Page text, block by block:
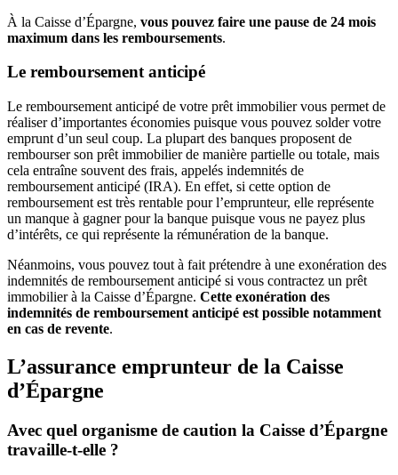
À la Caisse d’Épargne, vous pouvez faire une pause de 24 mois
maximum dans les remboursements.
Le remboursement anticipé
Le remboursement anticipé de votre prêt immobilier vous permet de
réaliser d’importantes économies puisque vous pouvez solder votre
emprunt d’un seul coup. La plupart des banques proposent de
rembourser son prêt immobilier de manière partielle ou totale, mais
cela entraîne souvent des frais, appelés indemnités de
remboursement anticipé (IRA). En effet, si cette option de
remboursement est très rentable pour l’emprunteur, elle représente
un manque à gagner pour la banque puisque vous ne payez plus
d’intérêts, ce qui représente la rémunération de la banque.
Néanmoins, vous pouvez tout à fait prétendre à une exonération des
indemnités de remboursement anticipé si vous contractez un prêt
immobilier à la Caisse d’Épargne. Cette exonération des
indemnités de remboursement anticipé est possible notamment
en cas de revente.
L’assurance emprunteur de la Caisse
d’Épargne
Avec quel organisme de caution la Caisse d’Épargne
travaille-t-elle ?